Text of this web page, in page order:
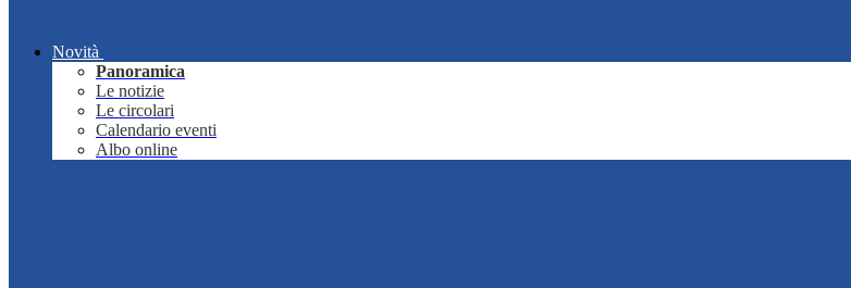
Novità
Panoramica
Le notizie
Le circolari
Calendario eventi
Albo online